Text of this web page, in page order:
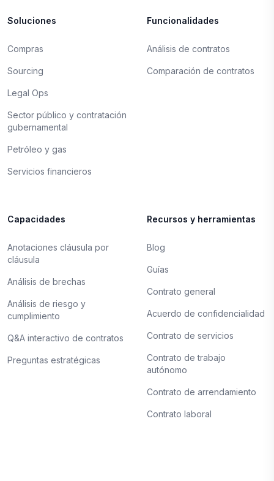
Soluciones
Compras
Sourcing
Legal Ops
Sector público y contratación
gubernamental
Petróleo y gas
Servicios financieros
Funcionalidades
Análisis de contratos
Comparación de contratos
Capacidades
Anotaciones cláusula por
cláusula
Análisis de brechas
Análisis de riesgo y
cumplimiento
Q&A interactivo de contratos
Preguntas estratégicas
Recursos y herramientas
Blog
Guías
Contrato general
Acuerdo de confidencialidad
Contrato de servicios
Contrato de trabajo
autónomo
Contrato de arrendamiento
Contrato laboral